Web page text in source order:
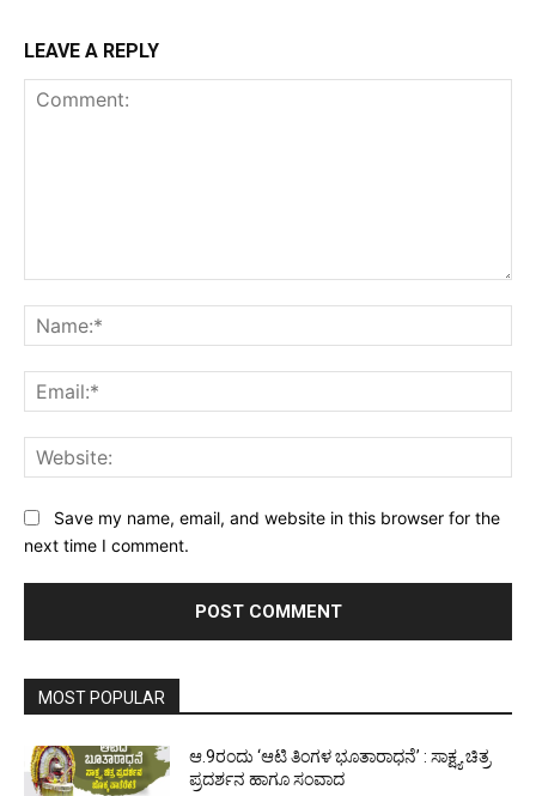
LEAVE A REPLY
Save my name, email, and website in this browser for the
next time I comment.
MOST POPULAR
ಆ.9ರಂದು ‘ಆಟಿ ತಿಂಗಳ ಭೂತಾರಾಧನೆ’ : ಸಾಕ್ಷ್ಯ ಚಿತ್ರ
ಪ್ರದರ್ಶನ ಹಾಗೂ ಸಂವಾದ